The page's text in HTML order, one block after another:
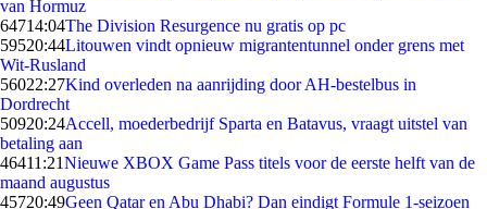
van Hormuz
64714:04The Division Resurgence nu gratis op pc
59520:44Litouwen vindt opnieuw migrantentunnel onder grens met
Wit-Rusland
56022:27Kind overleden na aanrijding door AH-bestelbus in
Dordrecht
50920:24Accell, moederbedrijf Sparta en Batavus, vraagt uitstel van
betaling aan
46411:21Nieuwe XBOX Game Pass titels voor de eerste helft van de
maand augustus
45720:49Geen Qatar en Abu Dhabi? Dan eindigt Formule 1-seizoen